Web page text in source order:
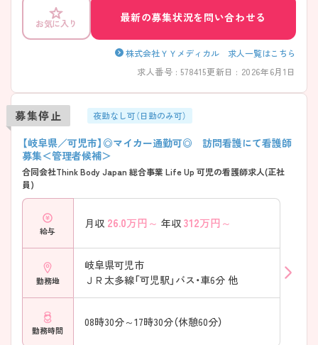
お気に入り 最新の募集状況を問い合わせる
株式会社ＹＹメディカル 求人一覧はこちら
求人番号 : 578415更新日 : 2026年6月1日
募集停止 夜勤なし可（日勤のみ可）
【岐阜県／可児市】◎マイカー通勤可◎ 訪問看護にて看護師
募集＜管理者候補＞
合同会社Think Body Japan 総合事業 Life Up 可児の看護師求人(正社
員)
給与
月収 26.0万円～ 年収 312万円～
勤務地
岐阜県可児市
ＪＲ太多線「可児駅」バス・車6分 他
勤務時間
08時30分～17時30分（休憩60分）